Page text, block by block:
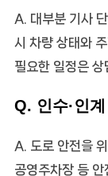
A. 대부분 기사
시 차량 상태와
필요한 일정은 상
Q. 인수·인
A. 도로 안전을
공영주차장 등